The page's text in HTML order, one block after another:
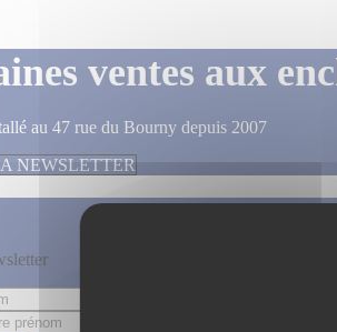
ventes aux
au 47 rue du Bourny depuis 2007
NEWSLETTER